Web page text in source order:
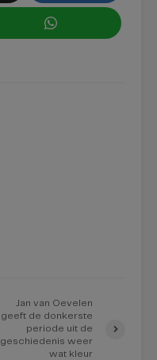
Jan van Oevelen
geeft de donkerste
periode uit de
geschiedenis weer
wat kleur